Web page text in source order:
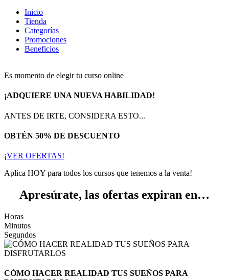
Inicio
Tienda
Categorías
Promociones
Beneficios
Es momento de elegir tu curso online
¡ADQUIERE UNA NUEVA HABILIDAD!
ANTES DE IRTE, CONSIDERA ESTO...
OBTÉN 50% DE DESCUENTO
¡VER OFERTAS!
Aplica HOY para todos los cursos que tenemos a la venta!
Apresúrate, las ofertas expiran en…
Horas
Minutos
Segundos
CÓMO HACER REALIDAD TUS SUEÑOS PARA